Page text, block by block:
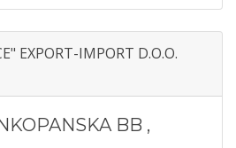
EXPORT-IMPORT D.O.O.
BB ,